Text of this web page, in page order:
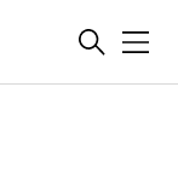
메